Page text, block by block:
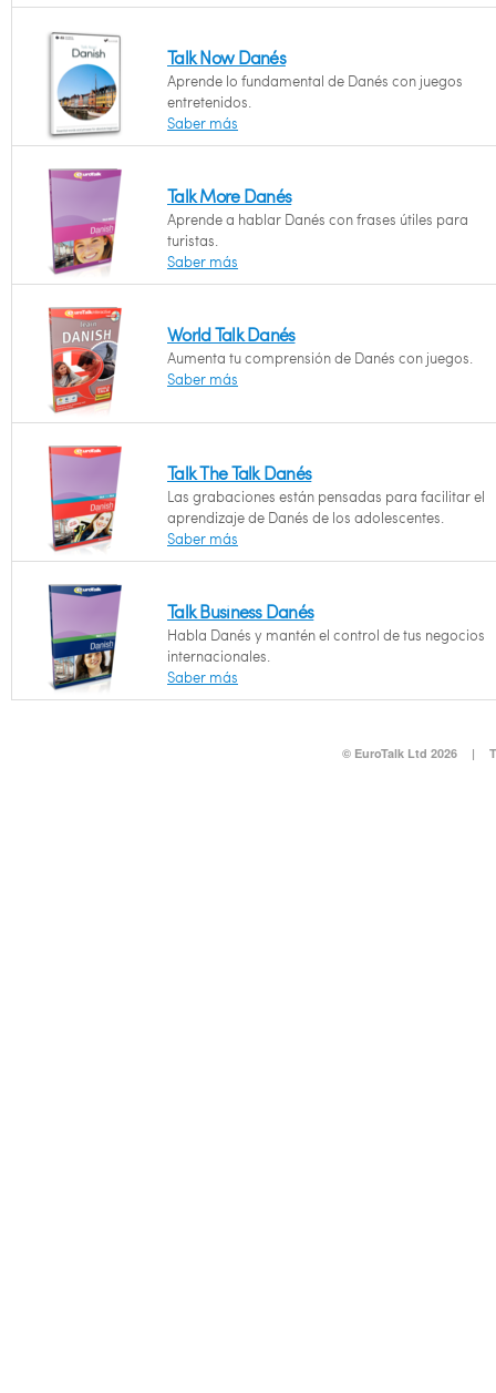
Talk Now Danés
Aprende lo fundamental de Danés con juegos
entretenidos.
Saber más
Talk More Danés
Aprende a hablar Danés con frases útiles para
turistas.
Saber más
World Talk Danés
Aumenta tu comprensión de Danés con juegos.
Saber más
Talk The Talk Danés
Las grabaciones están pensadas para facilitar el
aprendizaje de Danés de los adolescentes.
Saber más
Talk Business Danés
Habla Danés y mantén el control de tus negocios
internacionales.
Saber más
© EuroTalk Ltd 2026 |